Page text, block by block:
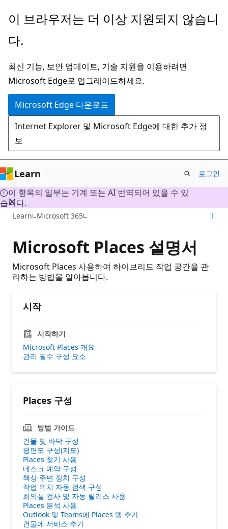
주
콘
츠
로
건
너
뛰
기
이 브라우저는 더 이상 지원되지 않습니
다.
최신 기능, 보안 업데이트, 기술 지원을 이용하려면
Microsoft Edge로 업그레이드하세요.
Microsoft Edge 다운로드
Internet Explorer 및 Microsoft Edge에 대한 추가 정
보
Learn 로그인
이 항목의 일부는 기계 또는 AI 번역되어 있을 수 있
습니다.
Learn Microsoft 365
Microsoft Places 설명서
Microsoft Places 사용하여 하이브리드 작업 공간을 관
리하는 방법을 알아봅니다.
시작
시작하기
Microsoft Places 개요
관리 필수 구성 요소
Places 구성
방법 가이드
건물 및 바닥 구성
평면도 구성(지도)
Places 찾기 사용
데스크 예약 구성
책상 주변 장치 구성
작업 위치 자동 검색 구성
회의실 검사 및 자동 릴리스 사용
Places 분석 사용
Outlook 및 Teams에 Places 앱 추가
건물에 서비스 추가